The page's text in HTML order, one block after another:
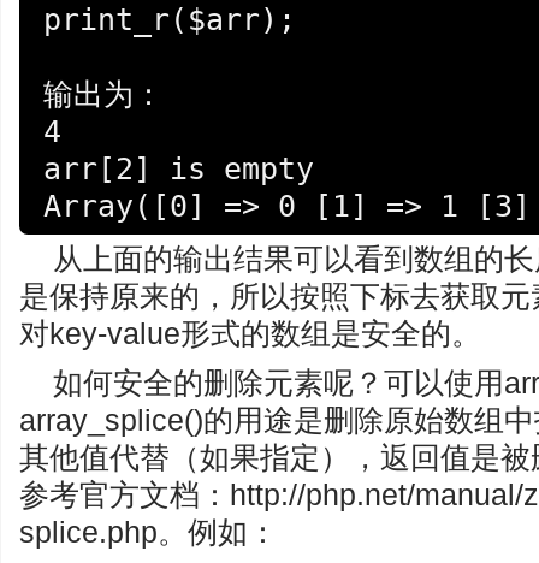
print_r($arr);
输出为：
4
arr[2] is empty
Array([0] => 0 [1] => 1
从上面的输出结果可以看到数组的
是保持原来的，所以按照下标去获取
对key-value形式的数组是安全的。
如何安全的删除元素呢？可以使用
array_splice()的用途是删除原始数组
其他值代替（如果指定），返回值是
参考官方文档：http://php.net/manual/
splice.php。例如：